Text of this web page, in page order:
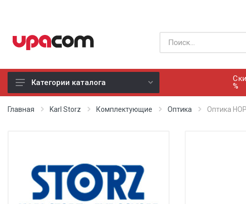
Б/У оборудование
Реанимация
Неонатология
Категории каталога
%
Главная Karl Storz Комплектующие Оптика Оптика